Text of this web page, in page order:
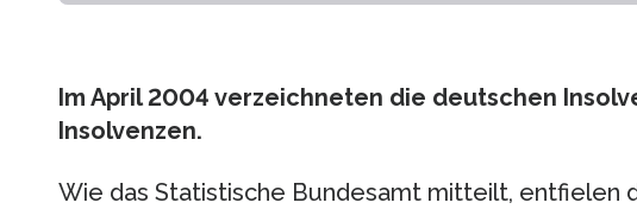
Im April 2004 verzeichneten die deutschen
Insolvenzen.
Wie das Statistische Bundesamt mitteilt, entfielen